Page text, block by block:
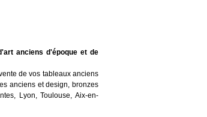
anciens d'époque et de
de vos tableaux anciens
anciens et design, bronzes
Lyon, Toulouse, Aix-en-